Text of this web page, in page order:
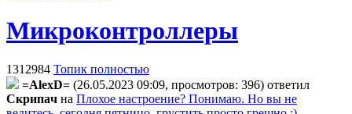
Микроконтроллеры
1312984 Топик полностью
=AlexD= (26.05.2023 09:09, просмотров: 396) ответил
Cкpипaч на Плохое настроение? Понимаю. Но вы не